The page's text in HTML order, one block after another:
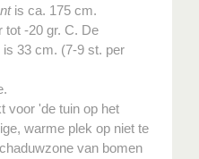
is ca. 175 cm.
tot -20 gr. C. De
33 cm. (7-9 st. per
voor 'de tuin op het
warme plek op niet te
van bomen